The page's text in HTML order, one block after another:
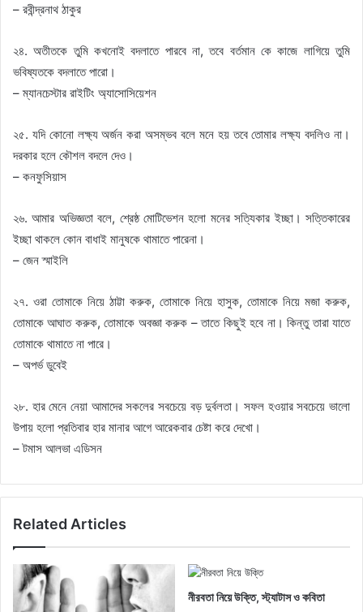
– রবীন্দ্রনাথ ঠাকুর
২৪. অতীতকে তুমি কখনোই বদলাতে পারবে না, তবে বর্তমান কে কাজে লাগিয়ে তুমি
ভবিষ্যতকে বদলাতে পারো।
– ম্যানচেস্টার রাইটিং অ্যাসোসিয়েশন
২৫. যদি কোনো লক্ষ্য অর্জন করা অসম্ভব বলে মনে হয় তবে তোমার লক্ষ্য বদলিও না।
দরকার হলে কৌশল বদলে দেও।
– কনফুসিয়াস
২৬. আমার অভিজ্ঞতা বলে, শ্রেষ্ঠ মোটিভেশন হলো মনের সত্যিকার ইচ্ছা। সত্তিকারের
ইচ্ছা থাকলে কোন বাধাই মানুষকে থামাতে পারেনা।
– জেন স্মাইলি
২৭. ওরা তোমাকে নিয়ে ঠাট্টা করুক, তোমাকে নিয়ে হাসুক, তোমাকে নিয়ে মজা করুক,
তোমাকে আঘাত করুক, তোমাকে অবজ্ঞা করুক – তাতে কিছুই হবে না। কিন্তু তারা যাতে
তোমাকে থামাতে না পারে।
– অপর্ভ ডুবেই
২৮. হার মেনে নেয়া আমাদের সকলের সবচেয়ে বড় দুর্বলতা। সফল হওয়ার সবচেয়ে ভালো
উপায় হলো প্রতিবার হার মানার আগে আরেকবার চেষ্টা করে দেখো।
– টমাস আলভা এডিসন
Related Articles
নীরবতা নিয়ে উক্তি, স্ট্যাটাস ও কবিতা